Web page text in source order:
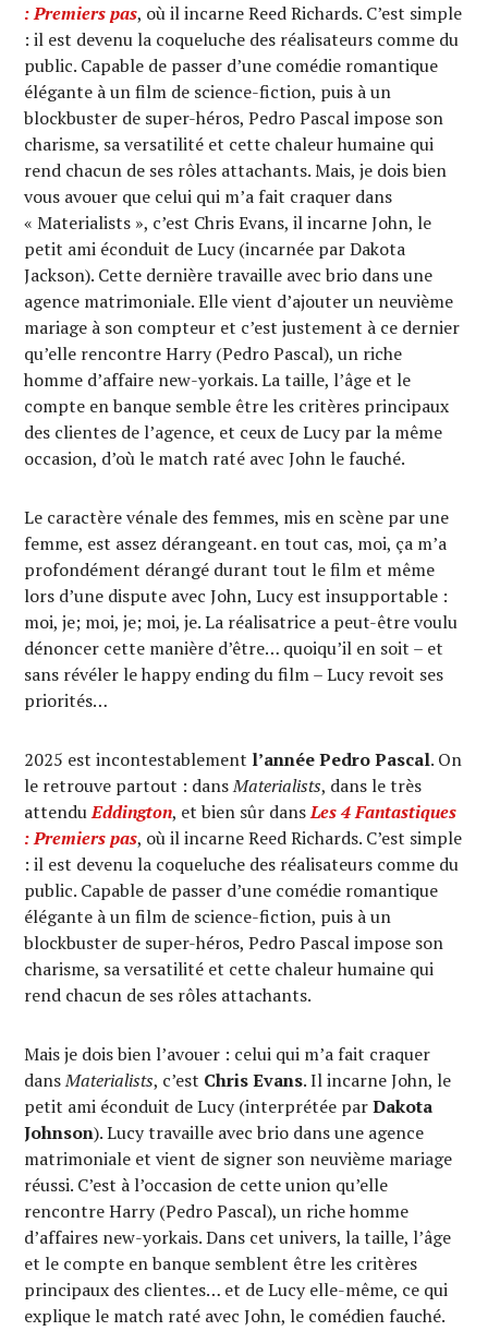
: Premiers pas, où il incarne Reed Richards. C’est simple
: il est devenu la coqueluche des réalisateurs comme du
public. Capable de passer d’une comédie romantique
élégante à un film de science-fiction, puis à un
blockbuster de super-héros, Pedro Pascal impose son
charisme, sa versatilité et cette chaleur humaine qui
rend chacun de ses rôles attachants. Mais, je dois bien
vous avouer que celui qui m’a fait craquer dans
« Materialists », c’est Chris Evans, il incarne John, le
petit ami éconduit de Lucy (incarnée par Dakota
Jackson). Cette dernière travaille avec brio dans une
agence matrimoniale. Elle vient d’ajouter un neuvième
mariage à son compteur et c’est justement à ce dernier
qu’elle rencontre Harry (Pedro Pascal), un riche
homme d’affaire new-yorkais. La taille, l’âge et le
compte en banque semble être les critères principaux
des clientes de l’agence, et ceux de Lucy par la même
occasion, d’où le match raté avec John le fauché.
Le caractère vénale des femmes, mis en scène par une
femme, est assez dérangeant. en tout cas, moi, ça m’a
profondément dérangé durant tout le film et même
lors d’une dispute avec John, Lucy est insupportable :
moi, je; moi, je; moi, je. La réalisatrice a peut-être voulu
dénoncer cette manière d’être… quoiqu’il en soit – et
sans révéler le happy ending du film – Lucy revoit ses
priorités…
2025 est incontestablement l’année Pedro Pascal. On
le retrouve partout : dansMaterialists, dans le très
attenduEddington, et bien sûr dansLes 4 Fantastiques
: Premiers pas, où il incarne Reed Richards. C’est simple
: il est devenu la coqueluche des réalisateurs comme du
public. Capable de passer d’une comédie romantique
élégante à un film de science-fiction, puis à un
blockbuster de super-héros, Pedro Pascal impose son
charisme, sa versatilité et cette chaleur humaine qui
rend chacun de ses rôles attachants.
Mais je dois bien l’avouer : celui qui m’a fait craquer
dansMaterialists, c’est Chris Evans. Il incarne John, le
petit ami éconduit de Lucy (interprétée parDakota
Johnson). Lucy travaille avec brio dans une agence
matrimoniale et vient de signer son neuvième mariage
réussi. C’est à l’occasion de cette union qu’elle
rencontre Harry (Pedro Pascal), un riche homme
d’affaires new-yorkais. Dans cet univers, la taille, l’âge
et le compte en banque semblent être les critères
principaux des clientes… et de Lucy elle-même, ce qui
explique le match raté avec John, le comédien fauché.